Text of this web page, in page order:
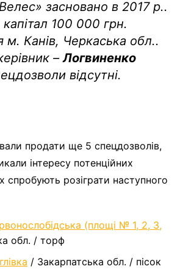
засновано в 2017 р..
100 000 грн.
м. Канів, Черкаська обл..
–Логвиненко
відсутні.
продати ще 5 спецдозволів,
інтересу потенційних
спробують розіграти наступного
(площі № 1, 2, 3,
обл. / торф
/ Закарпатська обл. / пісок